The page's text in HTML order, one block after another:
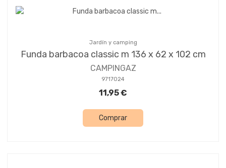
Jardín y camping
Funda barbacoa classic m 136 x 62 x 102 cm
CAMPINGAZ
9717024
11,95 €
Comprar